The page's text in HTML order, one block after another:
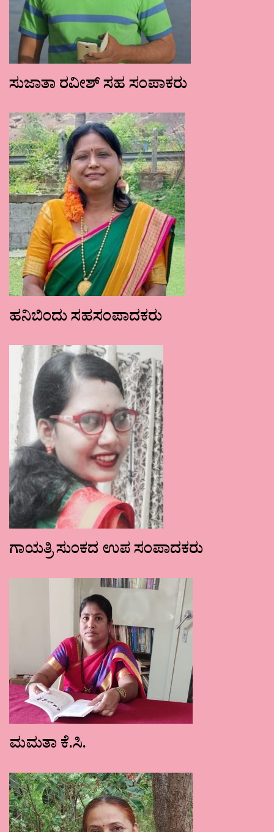
ಸುಜಾತಾ ರವೀಶ್ ಸಹ ಸಂಪಾಕರು
ಹನಿಬಿಂದು ಸಹಸಂಪಾದಕರು
ಗಾಯತ್ರಿ ಸುಂಕದ ಉಪ ಸಂಪಾದಕರು
ಮಮತಾ ಕೆ.ಸಿ.